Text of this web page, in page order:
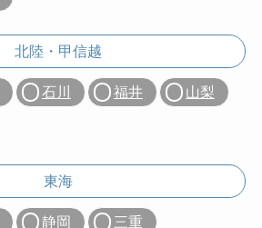
北陸・甲信越
石川 福井 山梨
東海
静岡 三重